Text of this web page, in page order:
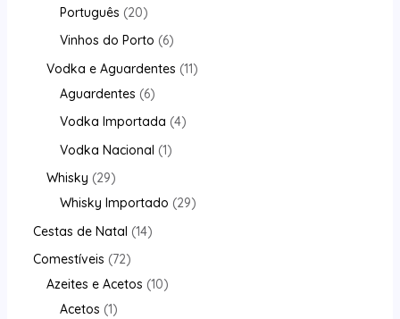
Português 20
Vinhos do Porto 6
Vodka e Aguardentes 11
Aguardentes 6
Vodka Importada 4
Vodka Nacional 1
Whisky 29
Whisky Importado 29
Cestas de Natal 14
Comestíveis 72
Azeites e Acetos 10
Acetos 1